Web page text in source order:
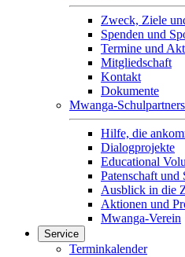
Zweck, Ziele
Spenden und
Termine und
Mitgliedschaft
Kontakt
Dokumente
Mwanga-
Hilfe, die
Dialogprojekte
Educational
Patenschaft und
Ausblick in die
Aktionen und
Mwanga-Verein
Service
Terminkalender